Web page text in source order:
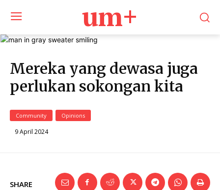
um+
Mereka yang dewasa juga
perlukan sokongan kita
Community Opinions
9 April 2024
SHARE